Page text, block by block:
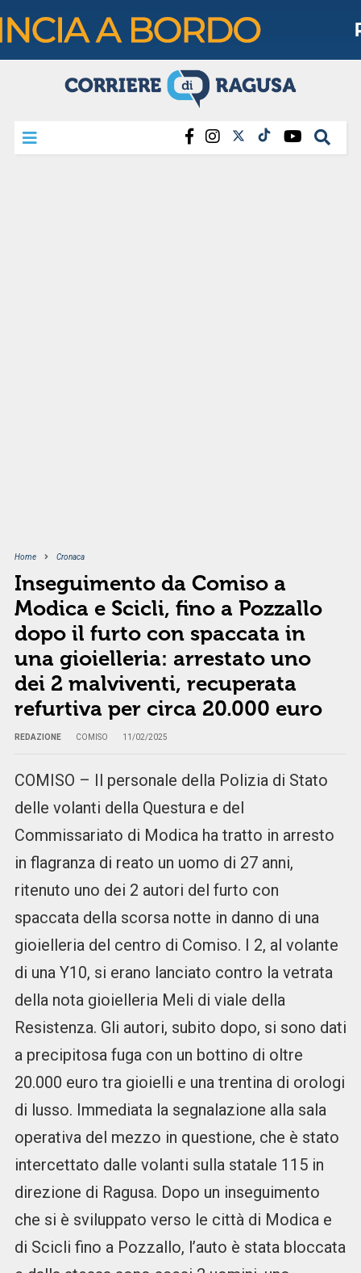
Home Cronaca
Inseguimento da Comiso a
Modica e Scicli, fino a Pozzallo
dopo il furto con spaccata in
una gioielleria: arrestato uno
dei 2 malviventi, recuperata
refurtiva per circa 20.000 euro
REDAZIONE COMISO 11/02/2025
COMISO – Il personale della Polizia di Stato
delle volanti della Questura e del
Commissariato di Modica ha tratto in arresto
in flagranza di reato un uomo di 27 anni,
ritenuto uno dei 2 autori del furto con
spaccata della scorsa notte in danno di una
gioielleria del centro di Comiso. I 2, al volante
di una Y10, si erano lanciato contro la vetrata
della nota gioielleria Meli di viale della
Resistenza. Gli autori, subito dopo, si sono dati
a precipitosa fuga con un bottino di oltre
20.000 euro tra gioielli e una trentina di orologi
di lusso. Immediata la segnalazione alla sala
operativa del mezzo in questione, che è stato
intercettato dalle volanti sulla statale 115 in
direzione di Ragusa. Dopo un inseguimento
che si è sviluppato verso le città di Modica e
di Scicli fino a Pozzallo, l’auto è stata bloccata